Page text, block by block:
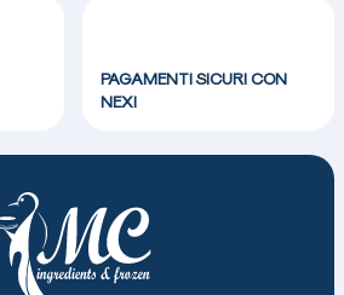
PAGAMENTI SICURI CON
NEXI